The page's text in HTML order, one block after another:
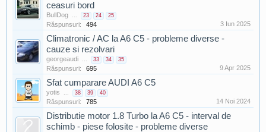
ceasuri bord
BullDog ... 23 24 25
Răspunsuri: 494 3 Iun 2025
Climatronic / AC la A6 C5 - probleme diverse -
cauze si rezolvari
georgeaudi ... 33 34 35
Răspunsuri: 695 9 Apr 2025
Sfat cumparare AUDI A6 C5
yotis ... 38 39 40
Răspunsuri: 785 14 Noi 2024
Distributie motor 1.8 Turbo la A6 C5 - interval de
schimb - piese folosite - probleme diverse